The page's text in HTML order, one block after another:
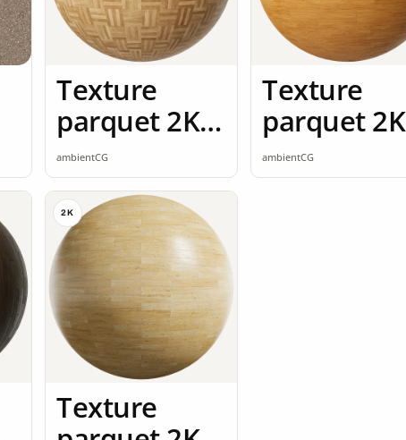
Texture
parquet 2K
seamless
ambientCG
Texture
parquet 2K
seamless
ambientCG
2K
Texture